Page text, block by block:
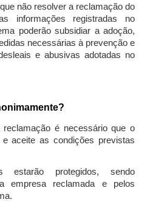
não resolver a reclamação do
informações registradas no
poderão subsidiar a adoção,
necessárias à prevenção e
e abusivas adotadas no
é necessário que o
aceite as condições previstas
estarão protegidos, sendo
empresa reclamada e pelos